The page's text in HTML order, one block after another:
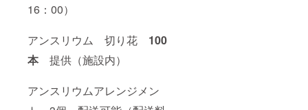
16：00）
アンスリウム 切り花 100
本提供（施設内）
アンスリウムアレンジメン